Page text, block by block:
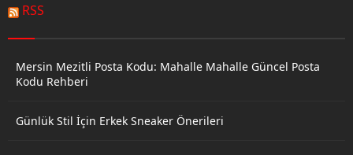
RSS
Mersin Mezitli Posta Kodu: Mahalle Mahalle Güncel Posta
Kodu Rehberi
Günlük Stil İçin Erkek Sneaker Önerileri